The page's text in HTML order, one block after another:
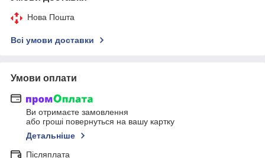
Нова Пошта
Всі умови доставки
Умови оплати
Ви отримаєте замовлення
або гроші повернуться на вашу картку
Детальніше
Післяплата